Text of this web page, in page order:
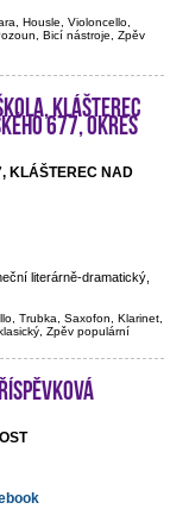
Housle, Violoncello,
Bicí nástroje, Zpěv
Klášterec
677, okres
KLÁŠTEREC NAD
literárně-dramatický,
Trubka, Saxofon, Klarinet,
Zpěv populární